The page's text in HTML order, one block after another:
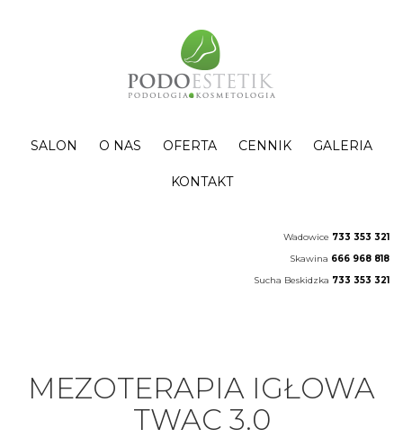
SALON O NAS OFERTA CENNIK GALERIA
KONTAKT
Wadowice 733 353 321
Skawina 666 968 818
Sucha Beskidzka 733 353 321
MEZOTERAPIA IGŁOWA
TWAC 3.0